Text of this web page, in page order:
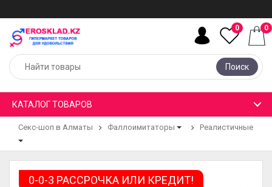
Поиск
0 0
КАТАЛОГ ТОВАРОВ
Секс-шоп в Алматы Фаллоимитаторы Реалистичные
0-0-3 РАССРОЧКА ИЛИ КРЕДИТ!